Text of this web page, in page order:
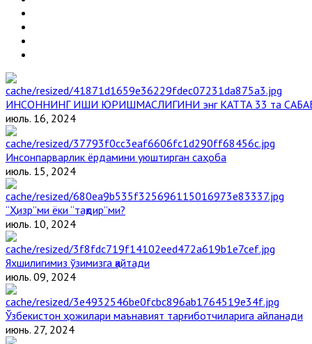
ИНСОННИНГ ИШИ ЮРИШМАСЛИГИНИ энг КАТТА 33 та
июль. 16, 2024
Инсонпарварлик ёрдамини уюштирган саҳоба
июль. 15, 2024
“Ҳизр”ми ёки “тақдир”ми?
июль. 10, 2024
Яхшилигимиз ўзимизга қайтади
июль. 09, 2024
Ўзбекистон ҳожилари маънавият тарғиботчиларига айланади
июнь. 27, 2024